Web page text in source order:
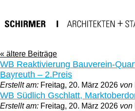
« ältere Beiträge
WB Reaktivierung Bauverein-
Bayreuth – 2.Preis
Erstellt am: Freitag, 20. März 2026 von
WB Südlich Gschlatt,
Erstellt am: Freitag, 20. März 2026 von